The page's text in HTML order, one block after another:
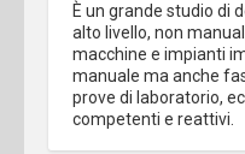
È un grande studio di
alto livello, non
macchine e impianti
manuale ma anche
prove di laboratorio,
competenti e reattivi.